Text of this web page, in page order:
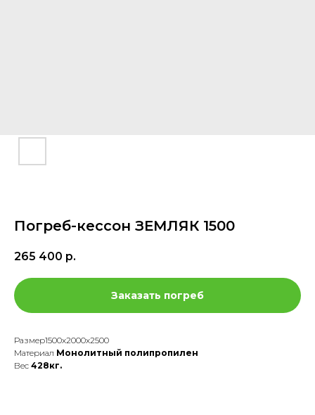
Погреб-кессон ЗЕМЛЯК 1500
265 400 р.
Заказать погреб
Размер1500х2000х2500
Материал Монолитный полипропилен
Вес 428кг.